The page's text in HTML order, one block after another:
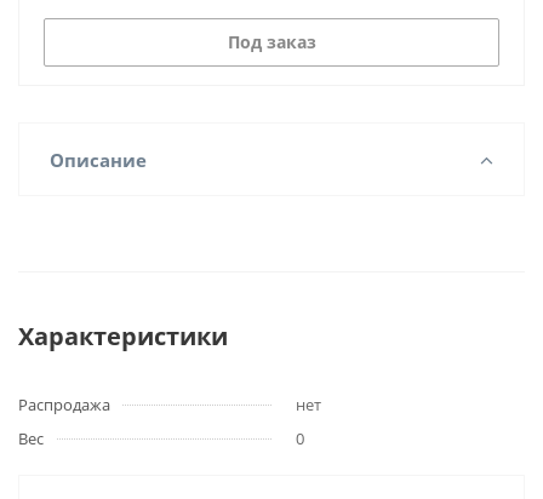
Под заказ
Описание
Характеристики
Распродажа
нет
Вес
0